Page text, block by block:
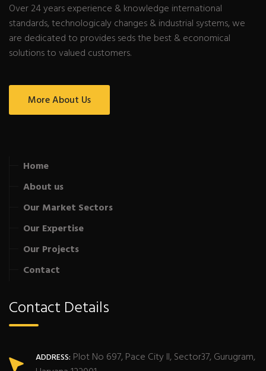
Over 24 years experience & knowledge international
standards, technologicaly changes & industrial systems, we
are dedicated to provides seds the best & economical
solutions to valued customers.
More About Us
Home
About us
Our Market Sectors
Our Expertise
Our Projects
Contact
Contact Details
ADDRESS: Plot No 697, Pace City II, Sector37, Gurugram,